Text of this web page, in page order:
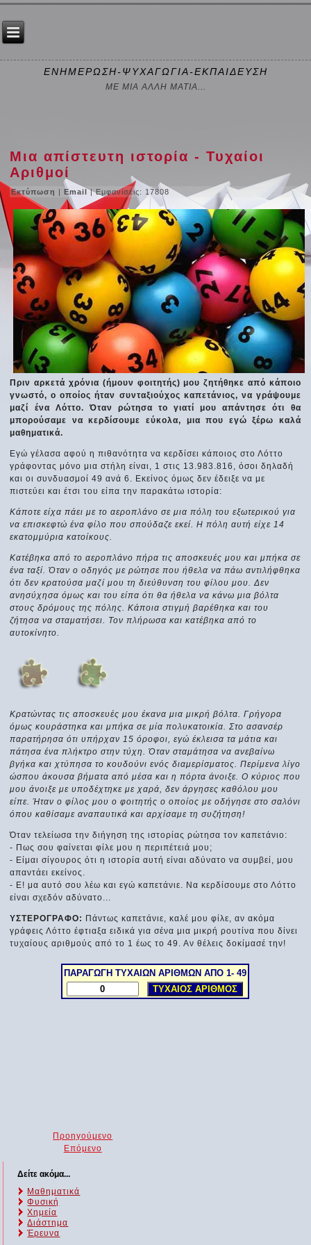
ΕΝΗΜΕΡΩΣΗ-ΨΥΧΑΓΩΓΙΑ-ΕΚΠΑΙΔΕΥΣΗ
ΜΕ ΜΙΑ ΑΛΛΗ ΜΑΤΙΑ...
Μια απίστευτη ιστορία - Τυχαίοι
Αριθμοί
Εκτύπωση |Email| Εμφανίσεις: 17808
Πριν αρκετά χρόνια (ήμουν φοιτητής) μου ζητήθηκε από κάποιο
γνωστό, ο οποίος ήταν συνταξιούχος καπετάνιος, να γράψουμε
μαζί ένα Λόττο. Όταν ρώτησα το γιατί μου απάντησε ότι θα
μπορούσαμε να κερδίσουμε εύκολα, μια που εγώ ξέρω καλά
μαθηματικά.
Εγώ γέλασα αφού η πιθανότητα να κερδίσει κάποιος στο Λόττο
γράφοντας μόνο μια στήλη είναι, 1 στις 13.983.816, όσοι δηλαδή
και οι συνδυασμοί 49 ανά 6. Εκείνος όμως δεν έδειξε να με
πιστεύει και έτσι του είπα την παρακάτω ιστορία:
Κάποτε είχα πάει με το αεροπλάνο σε μια πόλη του εξωτερικού για
να επισκεφτώ ένα φίλο που σπούδαζε εκεί. Η πόλη αυτή είχε 14
εκατομμύρια κατοίκους.
Κατέβηκα από το αεροπλάνο πήρα τις αποσκευές μου και μπήκα σε
ένα ταξί. Όταν ο οδηγός με ρώτησε που ήθελα να πάω αντιλήφθηκα
ότι δεν κρατούσα μαζί μου τη διεύθυνση του φίλου μου. Δεν
ανησύχησα όμως και του είπα ότι θα ήθελα να κάνω μια βόλτα
στους δρόμους της πόλης. Κάποια στιγμή βαρέθηκα και του
ζήτησα να σταματήσει. Τον πλήρωσα και κατέβηκα από το
αυτοκίνητο.
Κρατώντας τις αποσκευές μου έκανα μια μικρή βόλτα. Γρήγορα
όμως κουράστηκα και μπήκα σε μία πολυκατοικία. Στο ασανσέρ
παρατήρησα ότι υπήρχαν 15 όροφοι, εγώ έκλεισα τα μάτια και
πάτησα ένα πλήκτρο στην τύχη. Όταν σταμάτησα να ανεβαίνω
βγήκα και χτύπησα το κουδούνι ενός διαμερίσματος. Περίμενα λίγο
ώσπου άκουσα βήματα από μέσα και η πόρτα άνοιξε. Ο κύριος που
μου άνοιξε με υποδέχτηκε με χαρά, δεν άργησες καθόλου μου
είπε. Ήταν ο φίλος μου ο φοιτητής ο οποίος με οδήγησε στο σαλόνι
όπου καθίσαμε αναπαυτικά και αρχίσαμε τη συζήτηση!
Όταν τελείωσα την διήγηση της ιστορίας ρώτησα τον καπετάνιο:
- Πως σου φαίνεται φίλε μου η περιπέτειά μου;
- Είμαι σίγουρος ότι η ιστορία αυτή είναι αδύνατο να συμβεί, μου
απαντάει εκείνος.
- Ε! μα αυτό σου λέω και εγώ καπετάνιε. Να κερδίσουμε στο Λόττο
είναι σχεδόν αδύνατο...
ΥΣΤΕΡΟΓΡΑΦΟ: Πάντως καπετάνιε, καλέ μου φίλε, αν ακόμα
γράφεις Λόττο έφτιαξα ειδικά για σένα μια μικρή ρουτίνα που δίνει
τυχαίους αριθμούς από το 1 έως το 49. Αν θέλεις δοκίμασέ την!
Προηγούμενο
Επόμενο
Δείτε ακόμα...
Μαθηματικά
Φυσική
Χημεία
Διάστημα
Έρευνα